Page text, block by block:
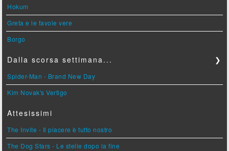
Hokum
Greta e le favole vere
Borgo
Dalla scorsa settimana... ❯
Spider-Man - Brand New Day
Kim Novak's Vertigo
Attesissimi
The Invite - Il piacere è tutto nostro
The Dog Stars - Le stelle dopo la fine